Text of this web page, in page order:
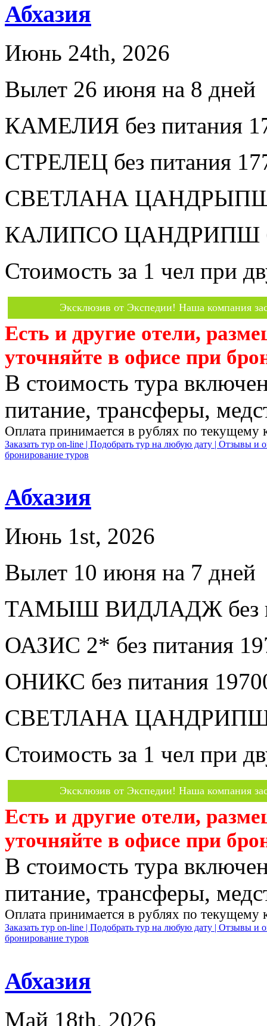
Абхазия
Июнь 24th, 2026
Вылет 26 июня на 8 дней
КАМЕЛИЯ без питания
СТРЕЛЕЦ без питания
СВЕТЛАНА ЦАНДРЫПШ
КАЛИПСО ЦАНДРИПШ
Стоимость за 1 чел при
Эксклюзив от Экспедии! Наша компания
Есть и другие отели,
уточняйте в офисе при
В стоимость тура
питание, трансферы,
Оплата принимается в рублях по текущему
Заказать тур on-line | Подобрать тур на любую дату | Отзывы и
бронирование туров
Абхазия
Июнь 1st, 2026
Вылет 10 июня на 7 дней
ТАМЫШ ВИДЛАДЖ без
ОАЗИС 2* без питания
ОНИКС без питания
СВЕТЛАНА ЦАНДРИПШ
Стоимость за 1 чел при
Эксклюзив от Экспедии! Наша компания
Есть и другие отели,
уточняйте в офисе при
В стоимость тура
питание, трансферы,
Оплата принимается в рублях по текущему
Заказать тур on-line | Подобрать тур на любую дату | Отзывы и
бронирование туров
Абхазия
Май 18th, 2026